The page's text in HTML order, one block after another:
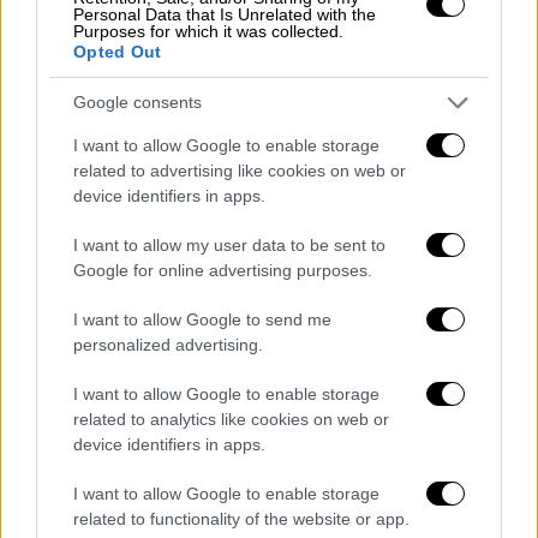
Personal Data that Is Unrelated with the
Purposes for which it was collected.
Opted Out
Google consents
I want to allow Google to enable storage
related to advertising like cookies on web or
device identifiers in apps.
I want to allow my user data to be sent to
Google for online advertising purposes.
I want to allow Google to send me
personalized advertising.
I want to allow Google to enable storage
related to analytics like cookies on web or
device identifiers in apps.
I want to allow Google to enable storage
related to functionality of the website or app.
Ισχυρές βροχές και καταιγίδες
προβλέπονται αρχικά στο Ιόνιο (κυρίως το
νότιο), τα νησιά του βορείου και ανατολικού
Αιγαίου, την Πελοπόννησο και βαθμιαία στη
Στερεά Ελλάδα, τη Θεσσαλία (κυρίως στα
ανατολικά), τις Σποράδες και την Εύβοια.
Στην Ήπειρο, τη Μακεδονία, τη Θράκη και τη
Θεσσαλία πυκνές χιονοπτώσεις θα
σημειωθούν τοπικά σε ορεινές- ημιορεινές
περιοχές με χαμηλότερο υψόμετρο.
Στη Στερεά Ελλάδα και την Πελοπόννησο
χιονοπτώσεις θα σημειωθούν στα ορεινά -
ημιορεινά.